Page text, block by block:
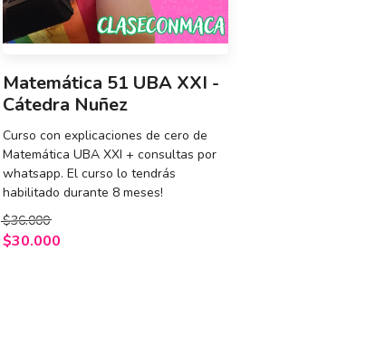
Matemática 51 UBA XXI -
Cátedra Nuñez
Curso con explicaciones de cero de
Matemática UBA XXI + consultas por
whatsapp. El curso lo tendrás
habilitado durante 8 meses!
$36.000
$30.000